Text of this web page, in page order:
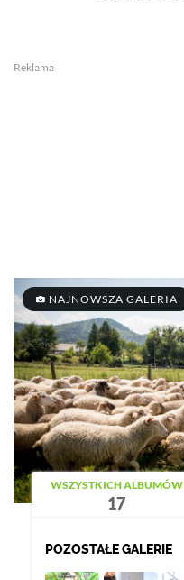
Reklama
NAJNOWSZA GALERIA
WSZYSTKICH ALBUMÓW
17
POZOSTAŁE GALERIE